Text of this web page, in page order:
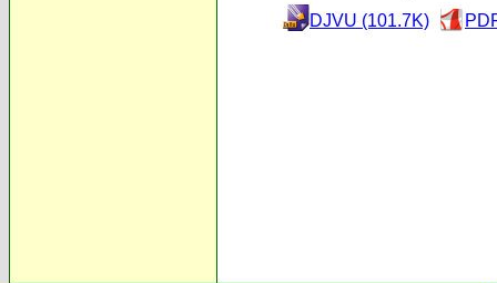
DJVU (101.7K)